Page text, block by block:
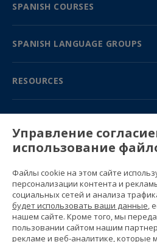
SPANISH COURSES
SPANISH LANGUAGE GROUPS
RESOURCES
TRAVEL GUIDE
PARTNERS
Contact us
Prices & brochures
(+34) 91 594 37 76
Gustavo Fernández Balbuena, 11
28002 Madrid, Spain
Управление
использование
Файлы cookie на этом сайте
персонализации контента и
социальных сетей и анализа
будет использовать ваши данные,
нашем сайте. Кроме того, мы
пользовании сайтом нашим
рекламе и веб-аналитике, которые